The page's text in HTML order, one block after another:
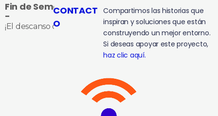
Fin de Semana
-
¡El descanso que te ganaste!
CONTACT
O
Compartimos las historias que
inspiran y soluciones que están
construyendo un mejor entorno.
Si deseas apoyar este proyecto,
haz clic aquí.